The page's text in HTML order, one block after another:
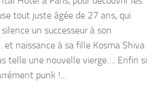
tout juste âgée de 27 ans, qui
un successeur à son
naissance à sa fille Kosma Shiva
telle une nouvelle vierge…. Enfin si
punk !...